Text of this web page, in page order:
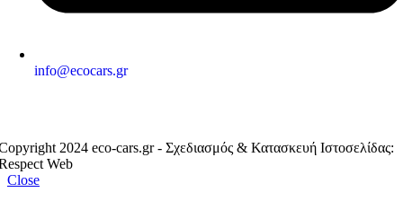
info@ecocars.gr
2024 eco-cars.gr - Σχεδιασμός & Κατασκευή Ιστοσελίδας:
Web
Close